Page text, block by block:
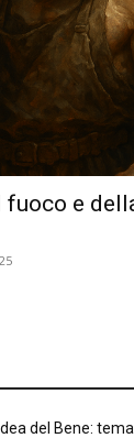
fuoco e
del Bene: